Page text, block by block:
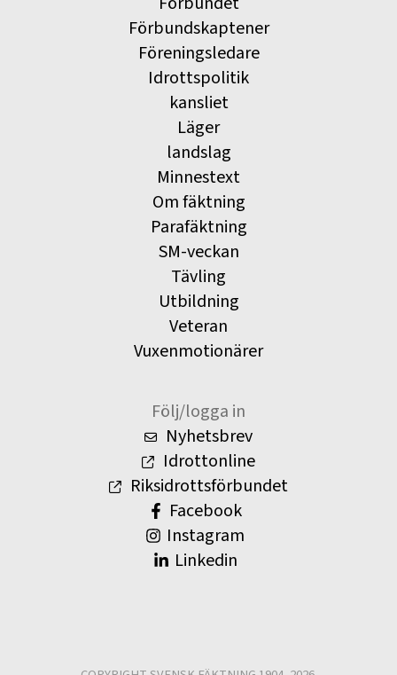
Förbundskaptener
Föreningsledare
Idrottspolitik
kansliet
Läger
landslag
Minnestext
Om fäktning
Parafäktning
SM-veckan
Tävling
Utbildning
Veteran
Vuxenmotionärer
Följ/logga in
Nyhetsbrev
Idrottonline
Riksidrottsförbundet
Facebook
Instagram
Linkedin